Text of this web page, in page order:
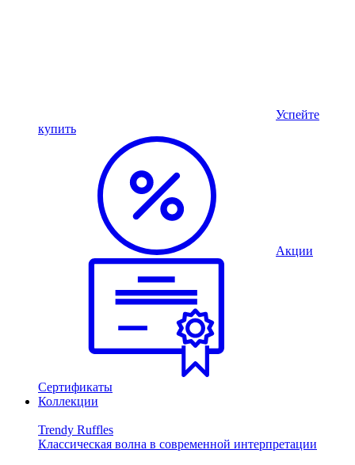
Успейте
купить
Акции
Сертификаты
Коллекции
Trendy Ruffles
Классическая волна в современной интерпретации